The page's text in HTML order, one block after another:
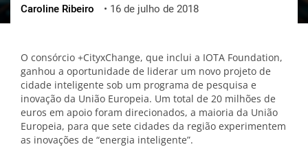
ქართული
Caroline Ribeiro • 16 de julho de 2018
O consórcio +CityxChange, que inclui a IOTA Foundation,
ganhou a oportunidade de liderar um novo projeto de
cidade inteligente sob um programa de pesquisa e
inovação da União Europeia. Um total de 20 milhões de
euros em apoio foram direcionados, a maioria da União
Europeia, para que sete cidades da região experimentem
as inovações de “energia inteligente”.